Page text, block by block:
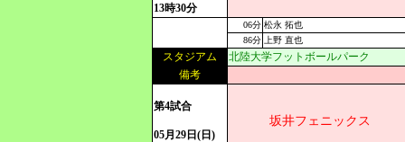
13時30分
06分 松永 拓也
86分
上野 直也
スタジアム
北陸大学フットボールパーク
備考
第4試合
05月29日(日)
坂井フェニックス